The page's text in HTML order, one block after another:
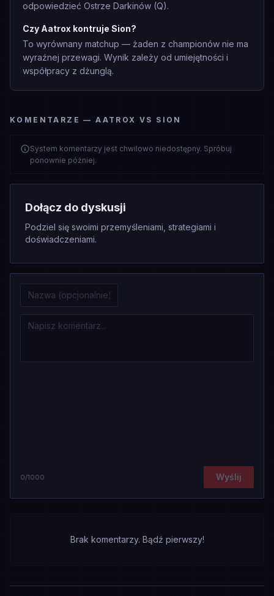
odpowiedzieć Ostrze Darkinów (Q).
Czy Aatrox kontruje Sion?
To wyrównany matchup — żaden z championów nie ma
wyraźnej przewagi. Wynik zależy od umiejętności i
współpracy z dżunglą.
KOMENTARZE — AATROX VS SION
System komentarzy jest chwilowo niedostępny. Spróbuj
ponownie później.
Dołącz do dyskusji
Podziel się swoimi przemyśleniami, strategiami i
doświadczeniami.
0/1000 Wyślij
Brak komentarzy. Bądź pierwszy!